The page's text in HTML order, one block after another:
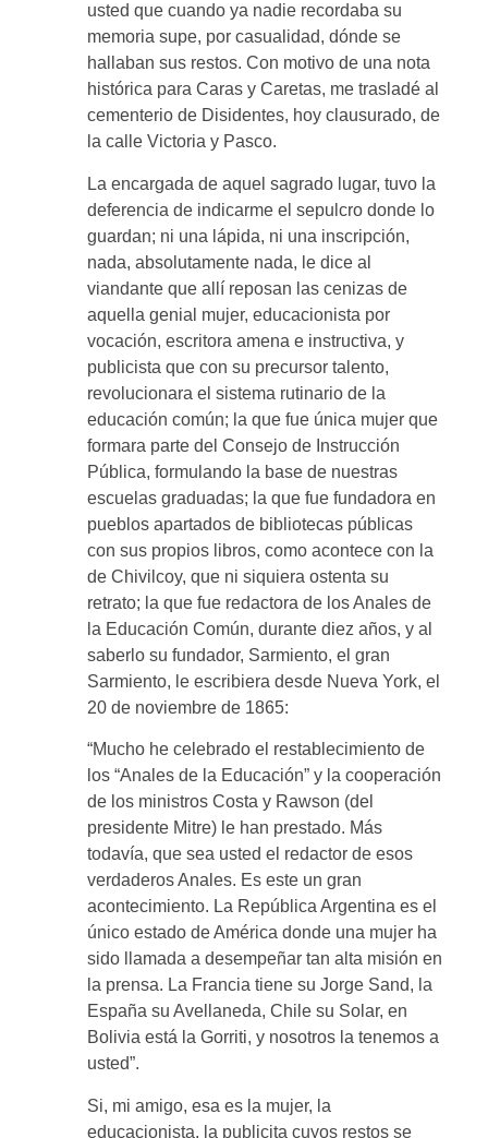
usted que cuando ya nadie recordaba su
memoria supe, por casualidad, dónde se
hallaban sus restos. Con motivo de una nota
histórica para Caras y Caretas, me trasladé al
cementerio de Disidentes, hoy clausurado, de
la calle Victoria y Pasco.
La encargada de aquel sagrado lugar, tuvo la
deferencia de indicarme el sepulcro donde lo
guardan; ni una lápida, ni una inscripción,
nada, absolutamente nada, le dice al
viandante que allí reposan las cenizas de
aquella genial mujer, educacionista por
vocación, escritora amena e instructiva, y
publicista que con su precursor talento,
revolucionara el sistema rutinario de la
educación común; la que fue única mujer que
formara parte del Consejo de Instrucción
Pública, formulando la base de nuestras
escuelas graduadas; la que fue fundadora en
pueblos apartados de bibliotecas públicas
con sus propios libros, como acontece con la
de Chivilcoy, que ni siquiera ostenta su
retrato; la que fue redactora de los Anales de
la Educación Común, durante diez años, y al
saberlo su fundador, Sarmiento, el gran
Sarmiento, le escribiera desde Nueva York, el
20 de noviembre de 1865:
“Mucho he celebrado el restablecimiento de
los “Anales de la Educación” y la cooperación
de los ministros Costa y Rawson (del
presidente Mitre) le han prestado. Más
todavía, que sea usted el redactor de esos
verdaderos Anales. Es este un gran
acontecimiento. La República Argentina es el
único estado de América donde una mujer ha
sido llamada a desempeñar tan alta misión en
la prensa. La Francia tiene su Jorge Sand, la
España su Avellaneda, Chile su Solar, en
Bolivia está la Gorriti, y nosotros la tenemos a
usted”.
Si, mi amigo, esa es la mujer, la
educacionista, la publicita cuyos restos se